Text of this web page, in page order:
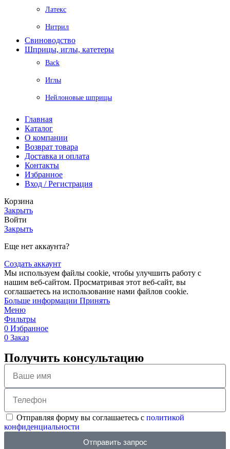
Латекс
Нитрил
Свиноводство
Шприцы, иглы, катетеры
Back
Иглы
Нейлоновые шприцы
Главная
Каталог
О компании
Возврат товара
Доставка и оплата
Контакты
Избранное
Вход / Регистрация
Корзина
Закрыть
Войти
Закрыть
Еще нет аккаунта?
Создать аккаунт
Мы используем файлы cookie, чтобы улучшить работу с
нашим веб-сайтом. Просматривая этот веб-сайт, вы
соглашаетесь на использование нами файлов cookie.
Больше информации Принять
Меню
Фильтры
0 Избранное
0 Заказ
Получить консультацию
Отправляя форму вы соглашаетесь с политикой
конфиденциальности
Отправить запрос